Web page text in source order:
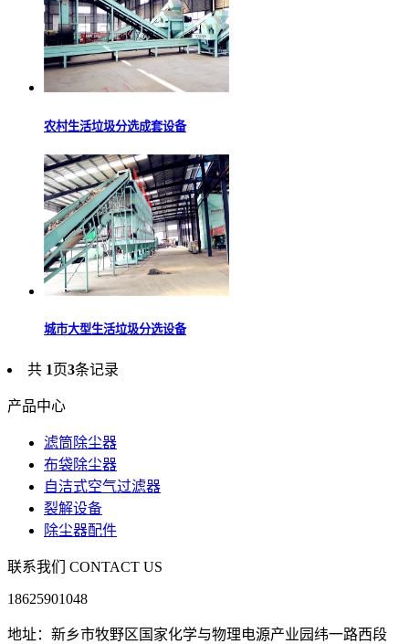
农村生活垃圾分选成套设备
城市大型生活垃圾分选设备
共 1页3条记录
产品中心
滤筒除尘器
布袋除尘器
自洁式空气过滤器
裂解设备
除尘器配件
联系我们 CONTACT US
18625901048
地址：新乡市牧野区国家化学与物理电源产业园纬一路西段